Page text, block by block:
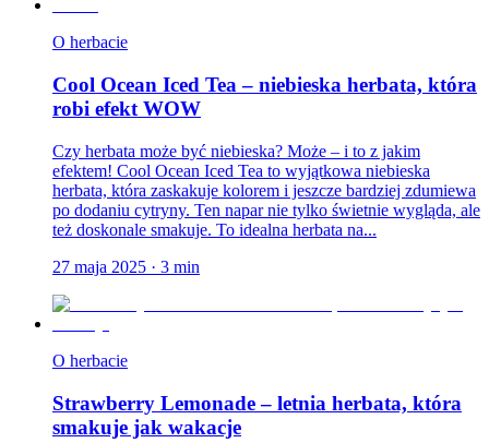
O herbacie
Cool Ocean Iced Tea – niebieska herbata, która
robi efekt WOW
Czy herbata może być niebieska? Może – i to z jakim
efektem! Cool Ocean Iced Tea to wyjątkowa niebieska
herbata, która zaskakuje kolorem i jeszcze bardziej zdumiewa
po dodaniu cytryny. Ten napar nie tylko świetnie wygląda, ale
też doskonale smakuje. To idealna herbata na...
27 maja 2025 · 3 min
O herbacie
Strawberry Lemonade – letnia herbata, która
smakuje jak wakacje